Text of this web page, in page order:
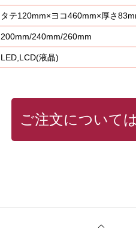
事例紹介 ご利用について
タテ120mm×ヨコ460mm×厚さ
200mm/240mm/260mm
LED,LCD(液晶)
ご注文について